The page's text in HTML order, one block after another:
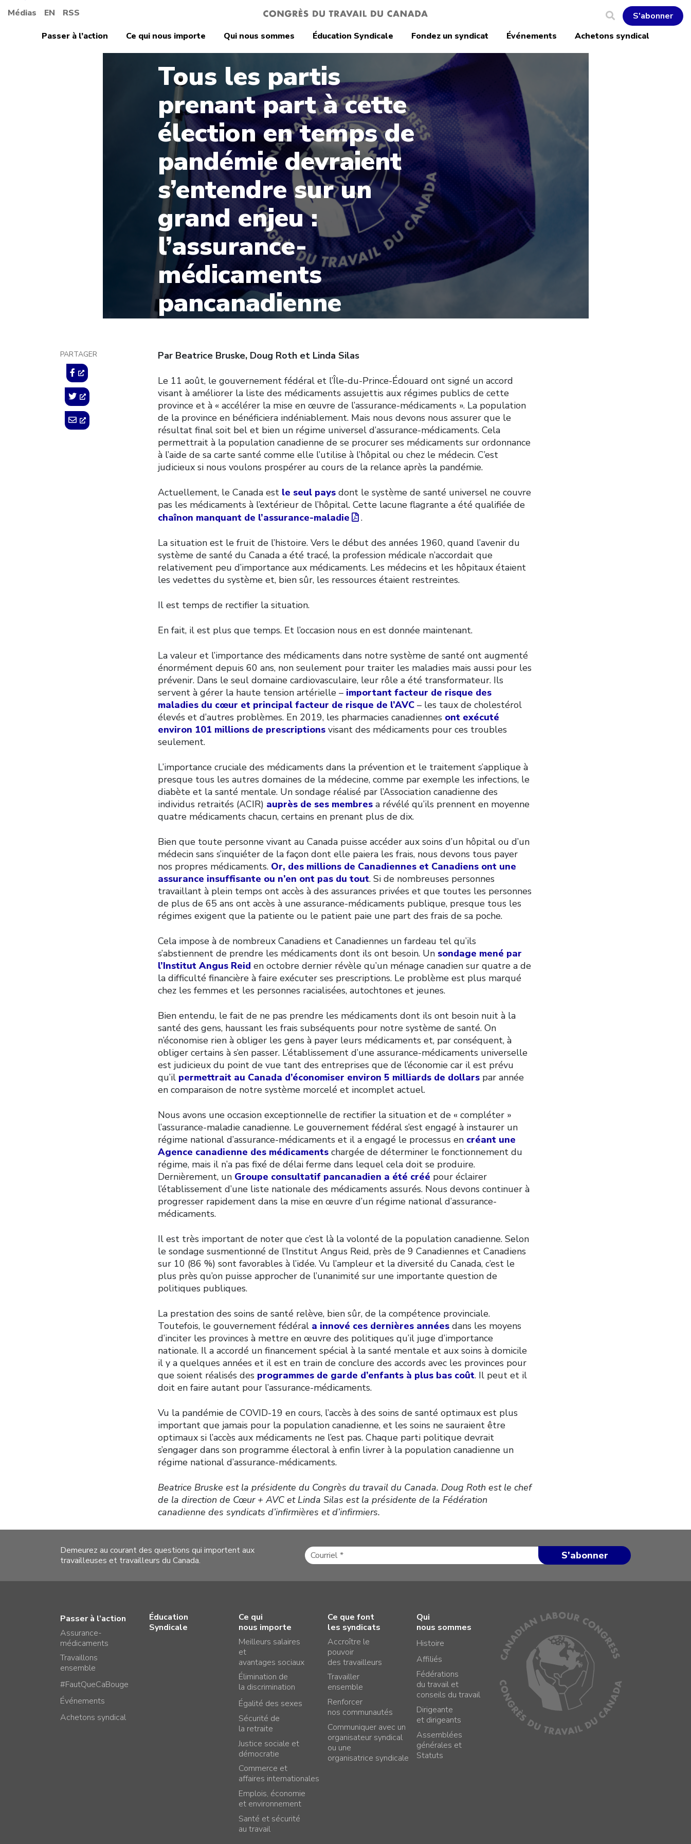
Médias EN RSS
S'abonner
Passer à l’action
Ce qui nous importe Qui nous sommes Éducation Syndicale Fondez un syndicat Événements Achetons syndical
Tous les partis
prenant part à cette
élection en temps de
pandémie devraient
s’entendre sur un
grand enjeu :
l’assurance-
médicaments
pancanadienne
PARTAGER Par Beatrice Bruske, Doug Roth et Linda Silas
Le 11 août, le gouvernement fédéral et l’Île-du-Prince-Édouard ont signé un accord
visant à améliorer la liste des médicaments assujettis aux régimes publics de cette
province et à « accélérer la mise en œuvre de l’assurance-médicaments ». La population
de la province en bénéficiera indéniablement. Mais nous devons nous assurer que le
résultat final soit bel et bien un régime universel d’assurance-médicaments. Cela
permettrait à la population canadienne de se procurer ses médicaments sur ordonnance
à l’aide de sa carte santé comme elle l’utilise à l’hôpital ou chez le médecin. C’est
judicieux si nous voulons prospérer au cours de la relance après la pandémie.
Actuellement, le Canada est le seul pays dont le système de santé universel ne couvre
pas les médicaments à l’extérieur de l’hôpital. Cette lacune flagrante a été qualifiée de
chaînon manquant de l’assurance-maladie
.
La situation est le fruit de l’histoire. Vers le début des années 1960, quand l’avenir du
système de santé du Canada a été tracé, la profession médicale n’accordait que
relativement peu d’importance aux médicaments. Les médecins et les hôpitaux étaient
les vedettes du système et, bien sûr, les ressources étaient restreintes.
Il est temps de rectifier la situation.
En fait, il est plus que temps. Et l’occasion nous en est donnée maintenant.
La valeur et l’importance des médicaments dans notre système de santé ont augmenté
énormément depuis 60 ans, non seulement pour traiter les maladies mais aussi pour les
prévenir. Dans le seul domaine cardiovasculaire, leur rôle a été transformateur. Ils
servent à gérer la haute tension artérielle – important facteur de risque des
maladies du cœur et principal facteur de risque de l’AVC – les taux de cholestérol
élevés et d’autres problèmes. En 2019, les pharmacies canadiennes ont exécuté
environ 101 millions de prescriptions visant des médicaments pour ces troubles
seulement.
L’importance cruciale des médicaments dans la prévention et le traitement s’applique à
presque tous les autres domaines de la médecine, comme par exemple les infections, le
diabète et la santé mentale. Un sondage réalisé par l’Association canadienne des
individus retraités (ACIR) auprès de ses membres a révélé qu’ils prennent en moyenne
quatre médicaments chacun, certains en prenant plus de dix.
Bien que toute personne vivant au Canada puisse accéder aux soins d’un hôpital ou d’un
médecin sans s’inquiéter de la façon dont elle paiera les frais, nous devons tous payer
nos propres médicaments. Or, des millions de Canadiennes et Canadiens ont une
assurance insuffisante ou n’en ont pas du tout. Si de nombreuses personnes
travaillant à plein temps ont accès à des assurances privées et que toutes les personnes
de plus de 65 ans ont accès à une assurance-médicaments publique, presque tous les
régimes exigent que la patiente ou le patient paie une part des frais de sa poche.
Cela impose à de nombreux Canadiens et Canadiennes un fardeau tel qu’ils
s’abstiennent de prendre les médicaments dont ils ont besoin. Un sondage mené par
l’Institut Angus Reid en octobre dernier révèle qu’un ménage canadien sur quatre a de
la difficulté financière à faire exécuter ses prescriptions. Le problème est plus marqué
chez les femmes et les personnes racialisées, autochtones et jeunes.
Bien entendu, le fait de ne pas prendre les médicaments dont ils ont besoin nuit à la
santé des gens, haussant les frais subséquents pour notre système de santé. On
n’économise rien à obliger les gens à payer leurs médicaments et, par conséquent, à
obliger certains à s’en passer. L’établissement d’une assurance-médicaments universelle
est judicieux du point de vue tant des entreprises que de l’économie car il est prévu
qu’il permettrait au Canada d’économiser environ 5 milliards de dollars par année
en comparaison de notre système morcelé et incomplet actuel.
Nous avons une occasion exceptionnelle de rectifier la situation et de « compléter »
l’assurance-maladie canadienne. Le gouvernement fédéral s’est engagé à instaurer un
régime national d’assurance-médicaments et il a engagé le processus en créant une
Agence canadienne des médicaments chargée de déterminer le fonctionnement du
régime, mais il n’a pas fixé de délai ferme dans lequel cela doit se produire.
Dernièrement, un Groupe consultatif pancanadien a été créé pour éclairer
l’établissement d’une liste nationale des médicaments assurés. Nous devons continuer à
progresser rapidement dans la mise en œuvre d’un régime national d’assurance-
médicaments.
Il est très important de noter que c’est là la volonté de la population canadienne. Selon
le sondage susmentionné de l’Institut Angus Reid, près de 9 Canadiennes et Canadiens
sur 10 (86 %) sont favorables à l’idée. Vu l’ampleur et la diversité du Canada, c’est le
plus près qu’on puisse approcher de l’unanimité sur une importante question de
politiques publiques.
La prestation des soins de santé relève, bien sûr, de la compétence provinciale.
Toutefois, le gouvernement fédéral a innové ces dernières années dans les moyens
d’inciter les provinces à mettre en œuvre des politiques qu’il juge d’importance
nationale. Il a accordé un financement spécial à la santé mentale et aux soins à domicile
il y a quelques années et il est en train de conclure des accords avec les provinces pour
que soient réalisés des programmes de garde d’enfants à plus bas coût. Il peut et il
doit en faire autant pour l’assurance-médicaments.
Vu la pandémie de COVID-19 en cours, l’accès à des soins de santé optimaux est plus
important que jamais pour la population canadienne, et les soins ne sauraient être
optimaux si l’accès aux médicaments ne l’est pas. Chaque parti politique devrait
s’engager dans son programme électoral à enfin livrer à la population canadienne un
régime national d’assurance-médicaments.
Beatrice Bruske est la présidente du Congrès du travail du Canada. Doug Roth est le chef
de la direction de Cœur + AVC et Linda Silas est la présidente de la Fédération
canadienne des syndicats d’infirmières et d’infirmiers.
Demeurez au courant des questions qui importent aux
travailleuses et travailleurs du Canada.
Passer à l’action
Assurance-
médicaments
Travaillons
ensemble
#FautQueCaBouge
Événements
Achetons syndical
Éducation
Syndicale
Ce qui
nous importe
Meilleurs salaires
et
avantages sociaux
Élimination de
la discrimination
Égalité des sexes
Sécurité de
la retraite
Justice sociale et
démocratie
Commerce et
affaires internationales
Emplois, économie
et environnement
Santé et sécurité
au travail
Ce que font
les syndicats
Accroître le
pouvoir
des travailleurs
Travailler
ensemble
Renforcer
nos communautés
Communiquer avec un
organisateur syndical
ou une
organisatrice syndicale
Qui
nous sommes
Histoire
Affiliés
Fédérations
du travail et
conseils du travail
Dirigeante
et dirigeants
Assemblées
générales et
Statuts